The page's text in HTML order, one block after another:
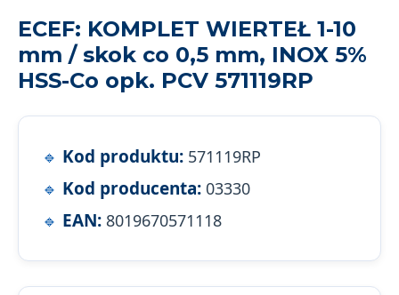
ECEF: KOMPLET WIERTEŁ 1-10
mm / skok co 0,5 mm, INOX 5%
HSS-Co opk. PCV 571119RP
Kod produktu: 571119RP
Kod producenta: 03330
EAN: 8019670571118